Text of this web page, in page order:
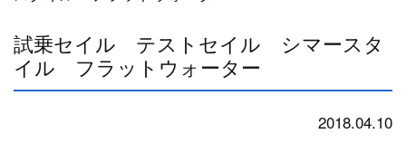
試乗セイル テストセイル シマースタ
イル フラットウォーター
2018.04.10